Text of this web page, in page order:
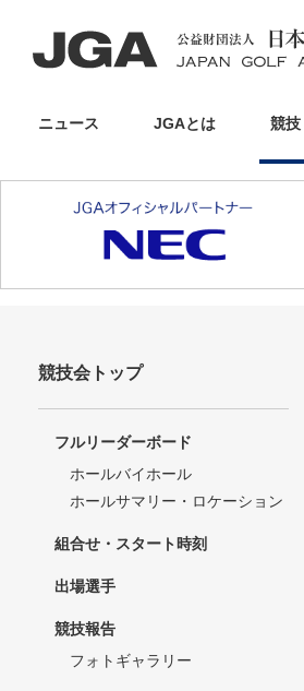
ニュース JGAとは 競技
競技会トップ
フルリーダーボード
ホールバイホール
ホールサマリー・ロケーション
組合せ・スタート時刻
出場選手
競技報告
フォトギャラリー